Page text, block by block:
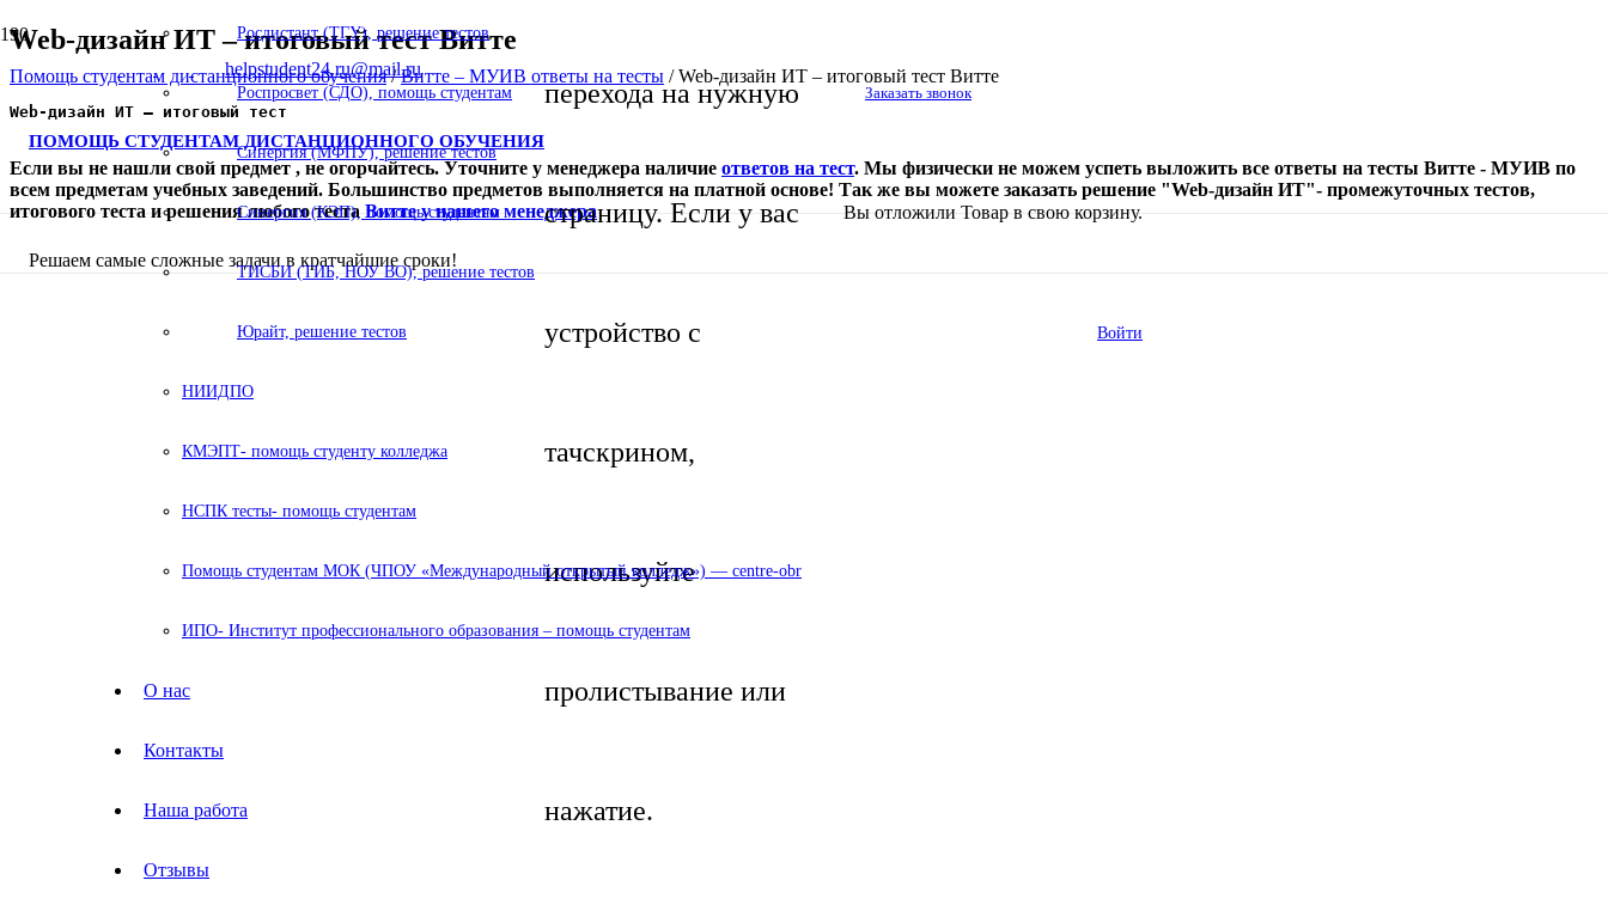
helpstudent24.ru@mail.ru
ПОМОЩЬ СТУДЕНТАМ ДИСТАНЦИОННОГО ОБУЧЕНИЯ
Решаем самые сложные задачи в кратчайшие сроки!
перехода на нужную
страницу. Если у вас
устройство с
тачскрином,
используйте
пролистывание или
нажатие.
Заказать звонок
Вы отложили Товар в свою корзину.
Войти
Росдистант (ТГУ), решение тестов
Роспросвет (СДО), помощь студентам
Синергия (МФПУ), решение тестов
Синергия (КЭП), помощь студентам
ТИСБИ (ТИБ, НОУ ВО), решение тестов
Юрайт, решение тестов
НИИДПО
КМЭПТ- помощь студенту колледжа
НСПК тесты- помощь студентам
Помощь студентам МОК (ЧПОУ «Международный открытый колледж») — centre-obr
ИПО- Институт профессионального образования – помощь студентам
О нас
Контакты
Наша работа
Отзывы
Web-дизайн ИТ – итоговый тест Витте
Помощь студентам дистанционного обучения/Витте – МУИВ ответы на тесты /Web-дизайн ИТ – итоговый тест Витте
Web-дизайн ИТ – итоговый тест
Если вы не нашли свой предмет , не огорчайтесь. Уточните у менеджера наличие ответов на тест. Мы физически не можем успеть выложить все ответы на тесты Витте - МУИВ по
всем предметам учебных заведений. Большинство предметов выполняется на платной основе! Так же вы можете заказать решение "Web-дизайн ИТ"- промежуточных тестов,
итогового теста и решения любого теста Витте у нашего менеджера